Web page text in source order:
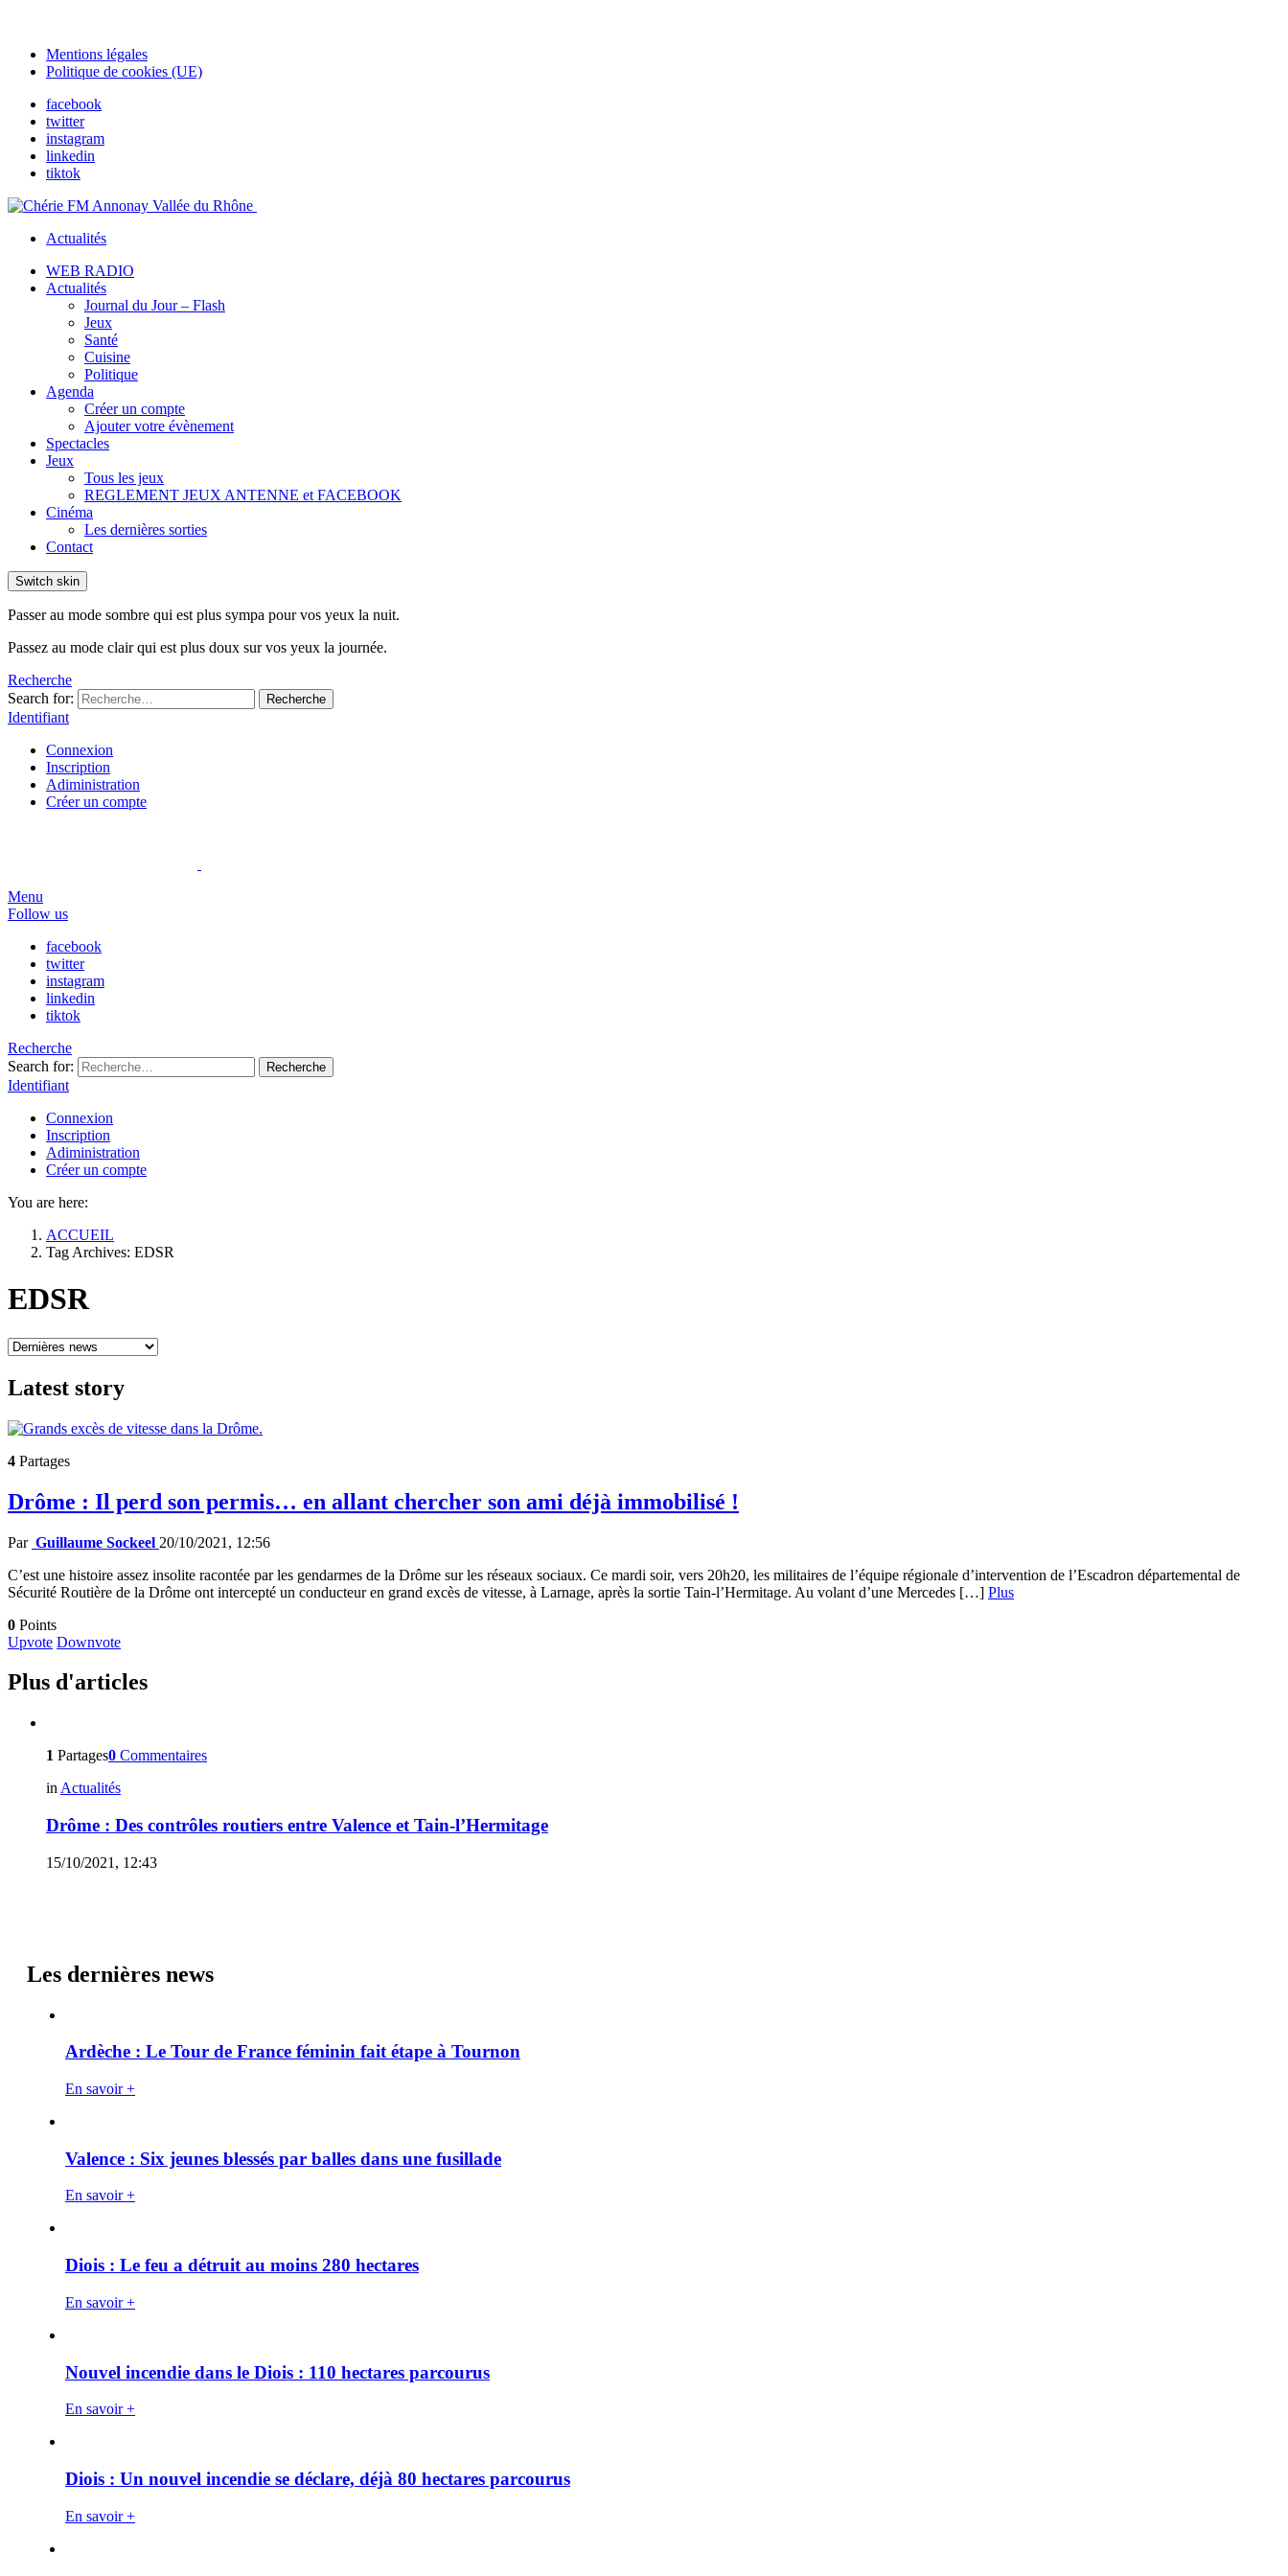
Mentions légales
Politique de cookies (UE)
facebook
twitter
instagram
linkedin
tiktok
Actualités
WEB RADIO
Actualités
Journal du Jour – Flash
Jeux
Santé
Cuisine
Politique
Agenda
Créer un compte
Ajouter votre évènement
Spectacles
Jeux
Tous les jeux
REGLEMENT JEUX ANTENNE et FACEBOOK
Cinéma
Les dernières sorties
Contact
Switch skin
Passer au mode sombre qui est plus sympa pour vos yeux la nuit.
Passez au mode clair qui est plus doux sur vos yeux la journée.
Recherche
Search for:
Recherche
Identifiant
Connexion
Inscription
Adiministration
Créer un compte
Menu
Follow us
facebook
twitter
instagram
linkedin
tiktok
Recherche
Search for:
Recherche
Identifiant
Connexion
Inscription
Adiministration
Créer un compte
You are here:
ACCUEIL
Tag Archives: EDSR
EDSR
Latest story
4 Partages
Drôme : Il perd son permis… en allant chercher son ami déjà immobilisé !
Par Guillaume Sockeel 20/10/2021, 12:56
C’est une histoire assez insolite racontée par les gendarmes de la Drôme sur les réseaux sociaux. Ce mardi soir, vers 20h20, les militaires de l’équipe régionale d’intervention de l’Escadron départemental de
Sécurité Routière de la Drôme ont intercepté un conducteur en grand excès de vitesse, à Larnage, après la sortie Tain-l’Hermitage. Au volant d’une Mercedes […] Plus
0 Points
Upvote Downvote
Plus d'articles
1 Partages0 Commentaires
in Actualités
Drôme : Des contrôles routiers entre Valence et Tain-l’Hermitage
15/10/2021, 12:43
Les dernières news
Ardèche : Le Tour de France féminin fait étape à Tournon
En savoir +
Valence : Six jeunes blessés par balles dans une fusillade
En savoir +
Diois : Le feu a détruit au moins 280 hectares
En savoir +
Nouvel incendie dans le Diois : 110 hectares parcourus
En savoir +
Diois : Un nouvel incendie se déclare, déjà 80 hectares parcourus
En savoir +